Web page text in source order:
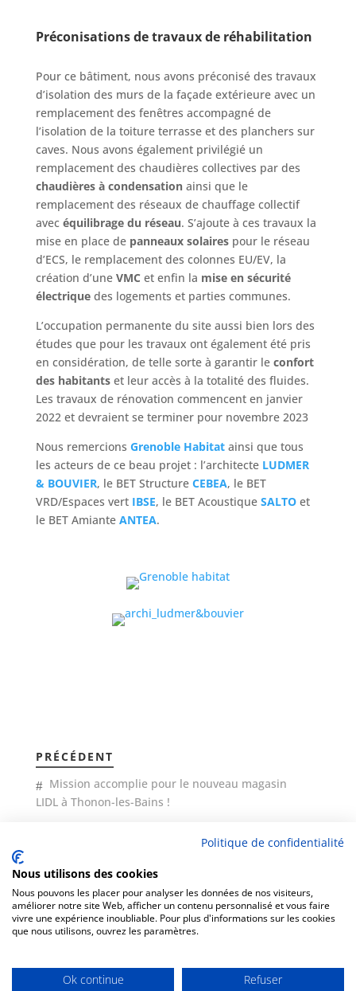
Préconisations de travaux de réhabilitation
Pour ce bâtiment, nous avons préconisé des travaux
d’isolation des murs de la façade extérieure avec un
remplacement des fenêtres accompagné de
l’isolation de la toiture terrasse et des planchers sur
caves. Nous avons également privilégié un
remplacement des chaudières collectives par des
chaudières à condensationainsi que le
remplacement des réseaux de chauffage collectif
avec équilibrage du réseau. S’ajoute à ces travaux la
mise en place de panneaux solairespour le réseau
d’ECS, le remplacement des colonnes EU/EV, la
création d’une VMC et enfin la mise en sécurité
électriquedes logements et parties communes.
L’occupation permanente du site aussi bien lors des
études que pour les travaux ont également été pris
en considération, de telle sorte à garantir le confort
des habitantset leur accès à la totalité des fluides.
Les travaux de rénovation commencent en janvier
2022 et devraient se terminer pour novembre 2023
Nous remercions Grenoble Habitatainsi que tous
les acteurs de ce beau projet : l’architecte LUDMER
& BOUVIER, le BET Structure CEBEA, le BET
VRD/Espaces vert IBSE, le BET Acoustique SALTO et
le BET Amiante ANTEA.
PRÉCÉDENT
Mission accomplie pour le nouveau magasin
LIDL à Thonon-les-Bains !
SUIVANT
Rénovation complète de l’agence bancaire LCL de
La Crau (83)
Politique de confidentialité
Nous utilisons des cookies
Nous pouvons les placer pour analyser les données de nos visiteurs,
améliorer notre site Web, afficher un contenu personnalisé et vous faire
vivre une expérience inoubliable. Pour plus d'informations sur les cookies
que nous utilisons, ouvrez les paramètres.
Ok continue Refuser